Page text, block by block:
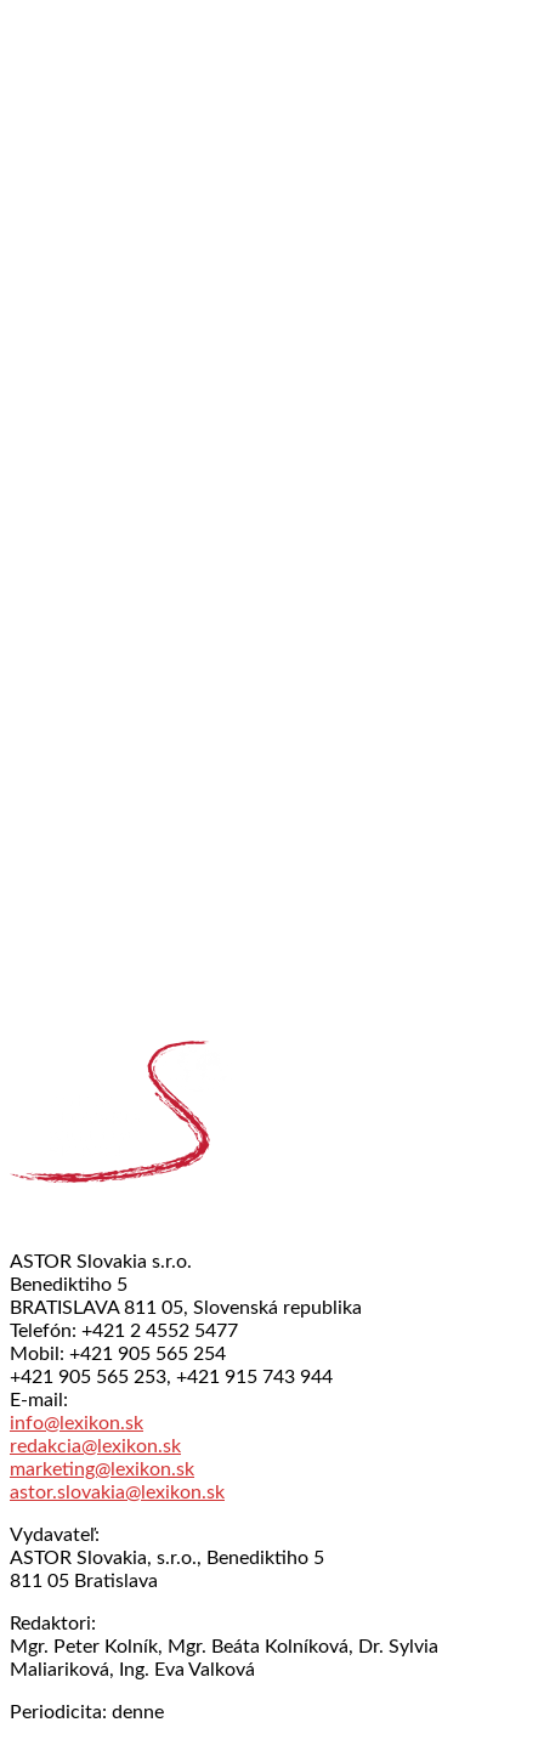
ASTOR Slovakia s.r.o.
Benediktiho 5
BRATISLAVA 811 05, Slovenská republika
Telefón: +421 2 4552 5477
Mobil: +421 905 565 254
+421 905 565 253, +421 915 743 944
E-mail:
info@lexikon.sk
redakcia@lexikon.sk
marketing@lexikon.sk
astor.slovakia@lexikon.sk
Vydavateľ:
ASTOR Slovakia, s.r.o., Benediktiho 5
811 05 Bratislava
Redaktori:
Mgr. Peter Kolník, Mgr. Beáta Kolníková, Dr. Sylvia
Maliariková, Ing. Eva Valková
Periodicita: denne